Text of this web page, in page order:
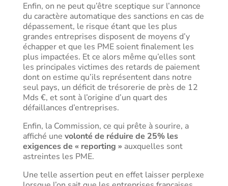
Enfin, on ne peut qu’être sceptique sur l’annonce
du caractère automatique des sanctions en cas de
dépassement, le risque étant que les plus
grandes entreprises disposent de moyens d’y
échapper et que les PME soient finalement les
plus impactées. Et ce alors même qu’elles sont
les principales victimes des retards de paiement
dont on estime qu’ils représentent dans notre
seul pays, un déficit de trésorerie de près de 12
Mds €, et sont à l’origine d’un quart des
défaillances d’entreprises.
Enfin, la Commission, ce qui prête à sourire, a
affiché une volonté de réduire de 25% les
exigences de « reporting » auxquelles sont
astreintes les PME.
Une telle assertion peut en effet laisser perplexe